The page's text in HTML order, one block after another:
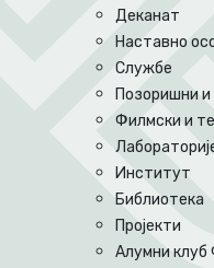
Деканат
Наставно
Службе
Позоришни
Филмски и
Институт
Библиотека
Пројекти
Алумни